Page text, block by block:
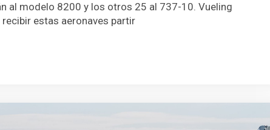
al modelo 8200 y los otros 25 al 737-10. Vueling
recibir estas aeronaves partir